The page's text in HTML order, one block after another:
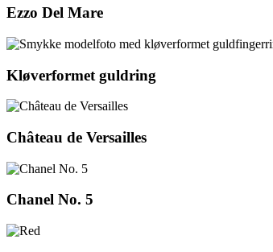
Ezzo Del Mare
Kløverformet guldring
Château de Versailles
Chanel No. 5